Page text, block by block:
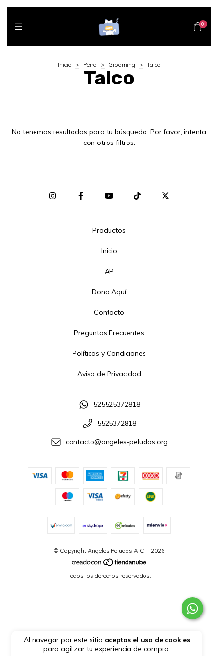
0
Al navegar por este sitio aceptas el uso de cookies
para agilizar tu experiencia de compra.
Inicio > Perro > Grooming > Talco
Talco
No tenemos resultados para tu búsqueda. Por favor, intenta
con otros filtros.
Productos
Inicio
AP
Dona Aquí
Contacto
Preguntas Frecuentes
Políticas y Condiciones
Aviso de Privacidad
525525372818
5525372818
contacto@angeles-peludos.org
© Copyright Angeles Peludos A.C. - 2026
Todos los derechos reservados.